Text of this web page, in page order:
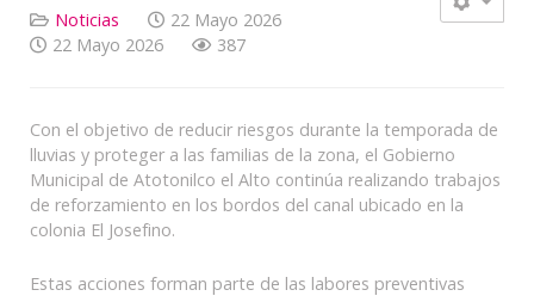
Noticias
22 Mayo 2026
22 Mayo 2026
387
Con el objetivo de reducir riesgos durante la temporada de
lluvias y proteger a las familias de la zona, el Gobierno
Municipal de Atotonilco el Alto continúa realizando trabajos
de reforzamiento en los bordos del canal ubicado en la
colonia El Josefino.
Estas acciones forman parte de las labores preventivas